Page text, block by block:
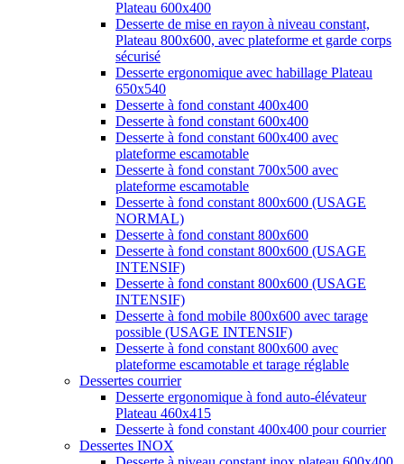
Plateau 600x400
Desserte de mise en rayon à niveau constant,
Plateau 800x600, avec plateforme et garde corps
sécurisé
Desserte ergonomique avec habillage Plateau
650x540
Desserte à fond constant 400x400
Desserte à fond constant 600x400
Desserte à fond constant 600x400 avec
plateforme escamotable
Desserte à fond constant 700x500 avec
plateforme escamotable
Desserte à fond constant 800x600 (USAGE
NORMAL)
Desserte à fond constant 800x600
Desserte à fond constant 800x600 (USAGE
INTENSIF)
Desserte à fond constant 800x600 (USAGE
INTENSIF)
Desserte à fond mobile 800x600 avec tarage
possible (USAGE INTENSIF)
Desserte à fond constant 800x600 avec
plateforme escamotable et tarage réglable
Dessertes courrier
Desserte ergonomique à fond auto-élévateur
Plateau 460x415
Desserte à fond constant 400x400 pour courrier
Dessertes INOX